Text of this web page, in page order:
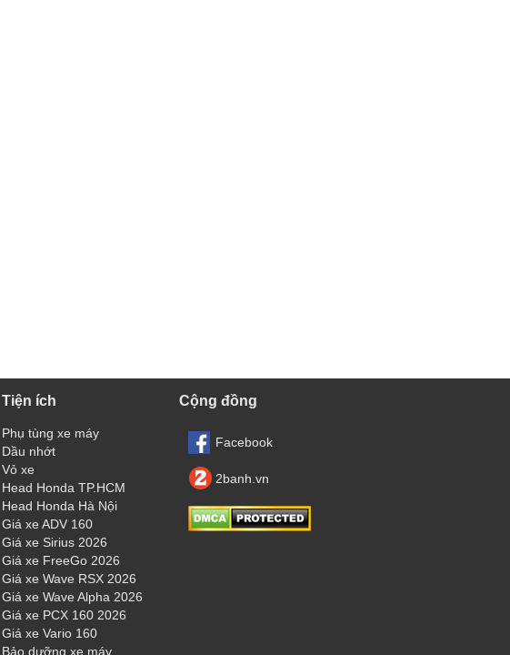
Tiện ích
Phụ tùng xe máy
Dầu nhớt
Vỏ xe
Head Honda TP.HCM
Head Honda Hà Nội
Giá xe ADV 160
Giá xe Sirius 2026
Giá xe FreeGo 2026
Giá xe Wave RSX 2026
Giá xe Wave Alpha 2026
Giá xe PCX 160 2026
Giá xe Vario 160
Bảo dưỡng xe máy
Cộng đồng
Facebook
2banh.vn